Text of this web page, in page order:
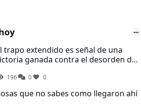
trapo extendido es señal de una
ganada contra el desorden de
196 0 0
que no sabes como llegaron ahí